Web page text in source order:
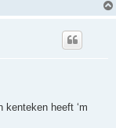
heeft ‘m